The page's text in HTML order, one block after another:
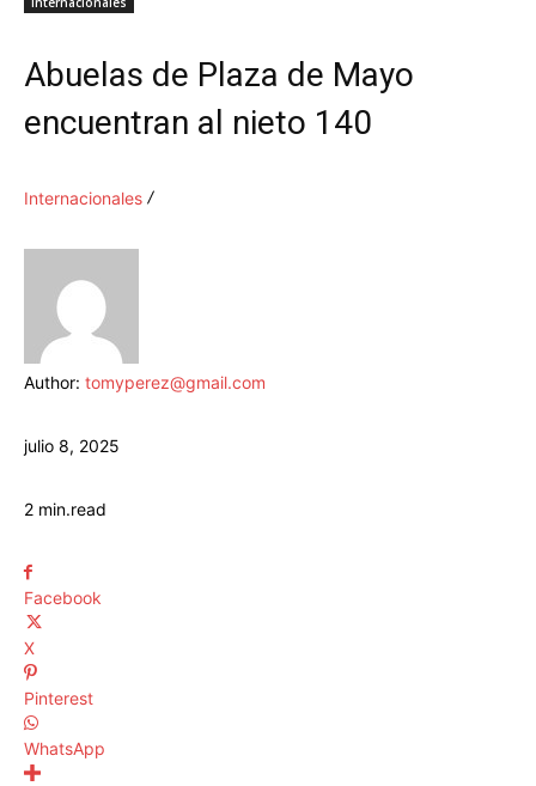
Abuelas de Plaza de Mayo
encuentran al nieto 140
Internacionales
Author: tomyperez@gmail.com
julio 8, 2025
2 min.read
Facebook
X
Pinterest
WhatsApp